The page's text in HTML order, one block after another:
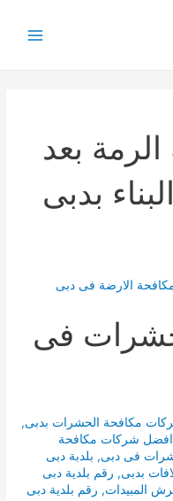
بعد
البناء بدبى
فى
مكافحة الحشرات بدبى,
افضل شركات مكافحة
فى دبى, بلدبة دبى
بدبى, رقم بلدية دبى
المبيدات, رقم بلدية دبى